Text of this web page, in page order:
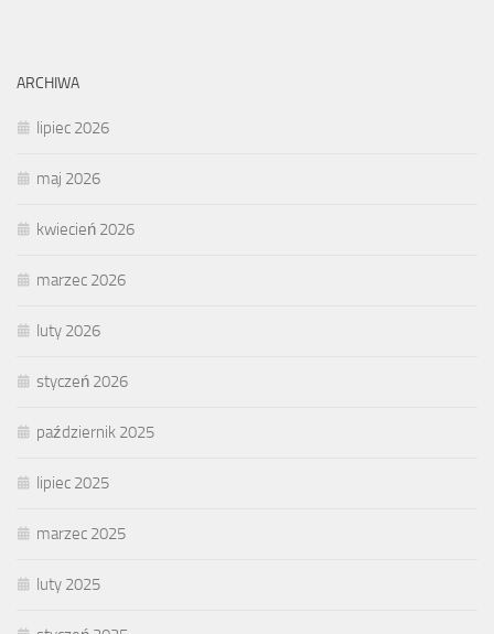
ARCHIWA
lipiec 2026
maj 2026
kwiecień 2026
marzec 2026
luty 2026
styczeń 2026
październik 2025
lipiec 2025
marzec 2025
luty 2025